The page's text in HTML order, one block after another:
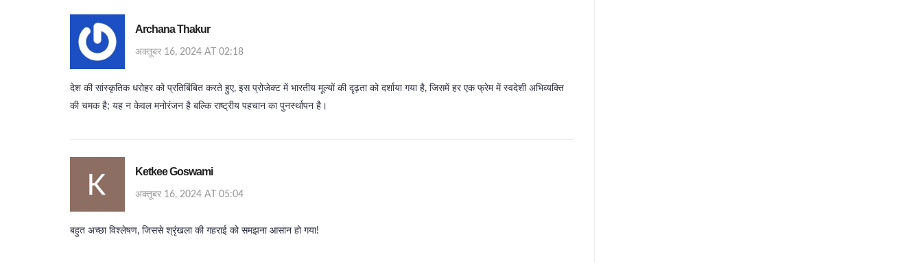
Archana Thakur
अक्तूबर 16, 2024 AT 02:18
देश की सांस्कृतिक धरोहर को प्रतिबिंबित करते हुए, इस प्रोजेक्ट में भारतीय मूल्यों की दृढ़ता को दर्शाया गया है, जिसमें हर एक फ्रेम में स्वदेशी अभिव्यक्ति
की चमक है; यह न केवल मनोरंजन है बल्कि राष्ट्रीय पहचान का पुनर्स्थापन है।
Ketkee Goswami
अक्तूबर 16, 2024 AT 05:04
बहुत अच्छा विश्लेषण, जिससे श्रृंखला की गहराई को समझना आसान हो गया!